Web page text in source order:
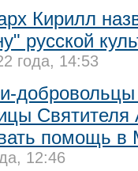
Кирилл
русской
года, 14:53
добровольцы
Cвятителя
помощь в
12:46